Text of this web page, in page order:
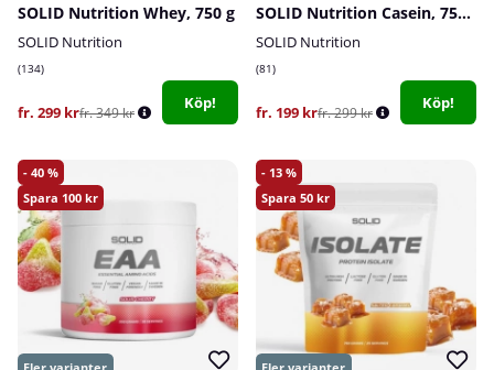
SOLID Nutrition Whey, 750 g
SOLID Nutrition
134
fr. 299 krfr. 349 kr
Köp!
SOLID Nutrition Casein, 750 g
SOLID Nutrition
81
fr. 199 krfr. 299 kr
Köp!
40
100
13
50